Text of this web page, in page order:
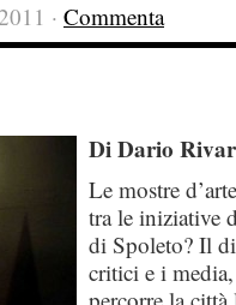
· Commenta
Di Dario
Le mostre
tra le iniziative
di Spoleto? Il
critici e i